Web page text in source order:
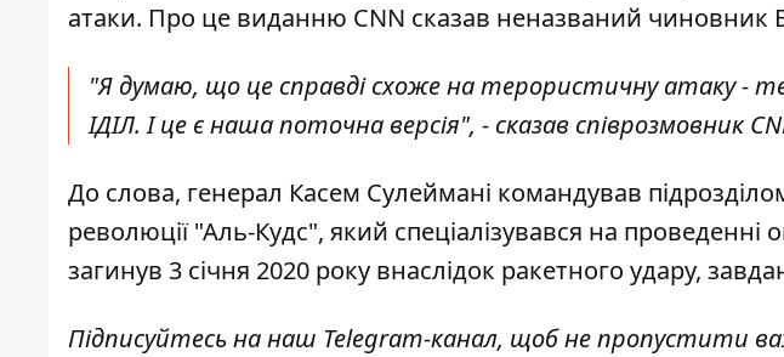
атаки. Про це виданню CNN сказав неназваний чиновник
"Я думаю, що це справді схоже на терористичну атаку -
ІДІЛ. І це є наша поточна версія", - сказав співрозмовник
До слова, генерал Касем Сулеймані командував
революції "Аль-Кудс", який спеціалізувався на проведенні
загинув 3 січня 2020 року внаслідок ракетного удару,
Підписуйтесь на наш Telegram-канал, щоб не пропустити